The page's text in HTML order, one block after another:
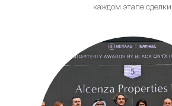
каждом этапе сделки.